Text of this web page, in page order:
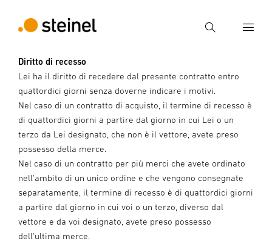
Ricerca
Ricerca
Inserire il termine di ricerca
Diritto di recesso
Lei ha il diritto di recedere dal presente contratto entro
quattordici giorni senza doverne indicare i motivi.
Nel caso di un contratto di acquisto, il termine di recesso è
di quattordici giorni a partire dal giorno in cui Lei o un
terzo da Lei designato, che non è il vettore, avete preso
possesso della merce.
Nel caso di un contratto per più merci che avete ordinato
nell'ambito di un unico ordine e che vengono consegnate
separatamente, il termine di recesso è di quattordici giorni
a partire dal giorno in cui voi o un terzo, diverso dal
vettore e da voi designato, avete preso possesso
dell'ultima merce.